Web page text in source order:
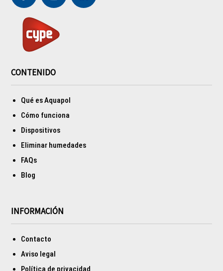
CONTENIDO
Qué es Aquapol
Cómo funciona
Dispositivos
Eliminar humedades
FAQs
Blog
INFORMACIÓN
Contacto
Aviso legal
Política de privacidad